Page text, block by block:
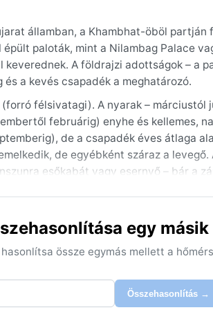
államban, a Khambhat-öböl
paloták, mint a Nilambag Palace
A földrajzi adottságok – a
a kevés csapadék a meghatározó.
félsivatagi). A nyarak – márciustól
februárig) enyhe és kellemes,
de a csapadék éves átlaga
de egyébként száraz a
esőkabát vagy esernyő – bár a
februárig, amikor a nappalok
előtti időszakban porviharok is
jegyében telik – aki a kellemes
egy másik
össze egymás mellett a
Összehasonlítás →